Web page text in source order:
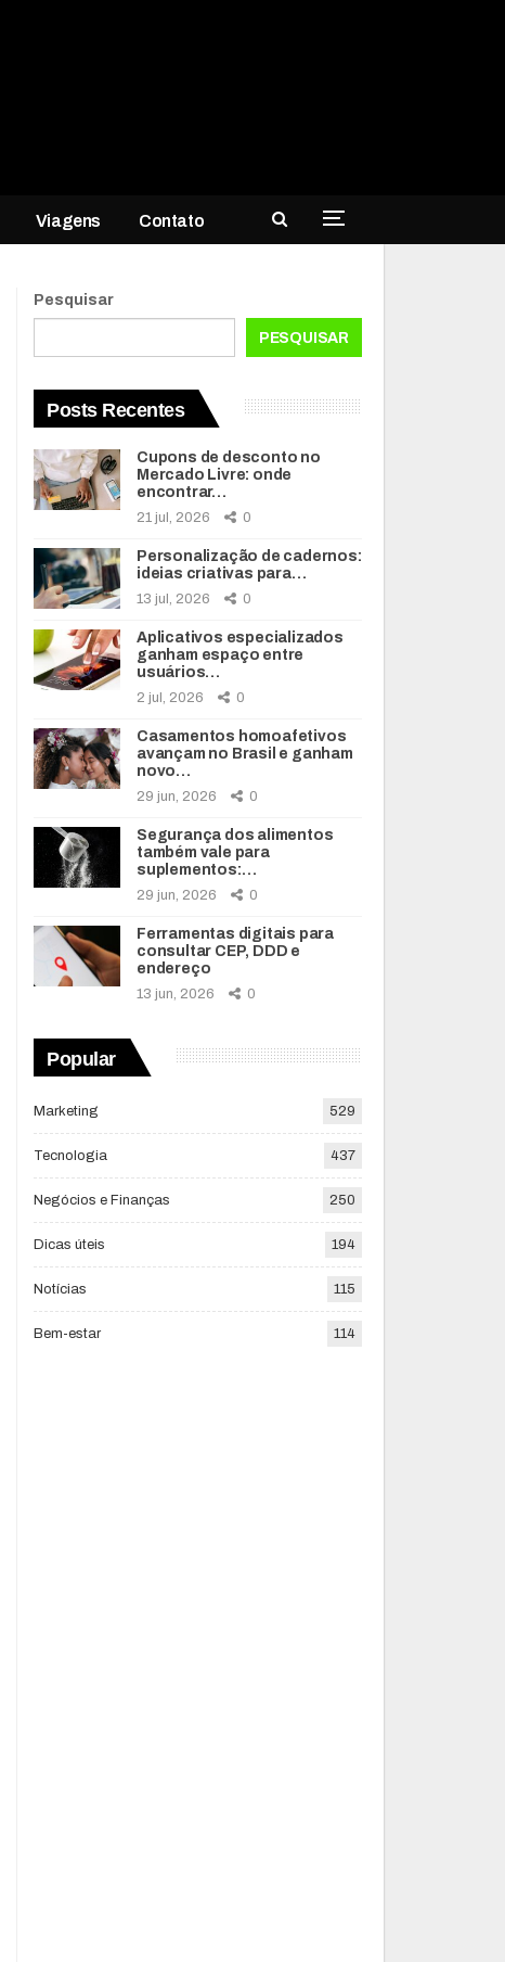
Viagens Contato
Pesquisar
PESQUISAR
Posts Recentes
Cupons de desconto no
Mercado Livre: onde
encontrar…
21 jul, 2026 0
Personalização de cadernos:
ideias criativas para…
13 jul, 2026 0
Aplicativos especializados
ganham espaço entre
usuários…
2 jul, 2026 0
Casamentos homoafetivos
avançam no Brasil e ganham
novo…
29 jun, 2026 0
Segurança dos alimentos
também vale para
suplementos:…
29 jun, 2026 0
Ferramentas digitais para
consultar CEP, DDD e
endereço
13 jun, 2026 0
Popular
Marketing 529
Tecnologia 437
Negócios e Finanças 250
Dicas úteis 194
Notícias 115
Bem-estar 114